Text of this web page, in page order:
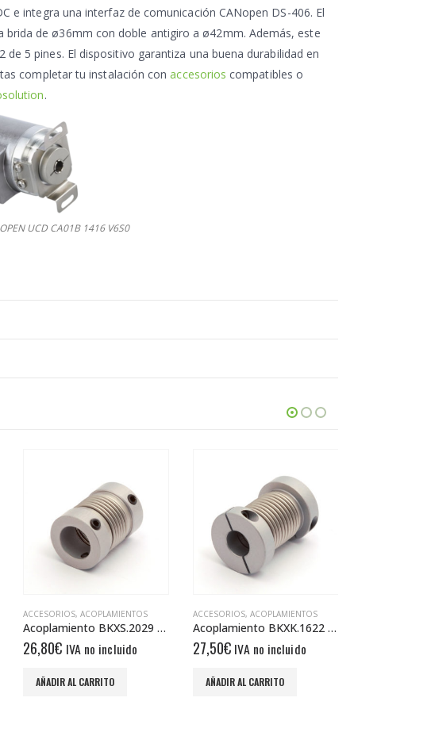
e integra una interfaz de comunicación CANopen DS-406. El
de ø36mm con doble antigiro a ø42mm. Además, este
5 pines. El dispositivo garantiza una buena durabilidad en
completar tu instalación conaccesorios compatibles o
.
UCD CA01B 1416 V6S0
ACCESORIOS, ACOPLAMIENTOS
Acoplamiento BKXS.2029 6/6
26,80€ IVA no incluido
AÑADIR AL CARRITO
ACCESORIOS, ACOPLAMIENTOS
Acoplamiento BKXK.1622 6/6
27,50€ IVA no incluido
AÑADIR AL CARRITO